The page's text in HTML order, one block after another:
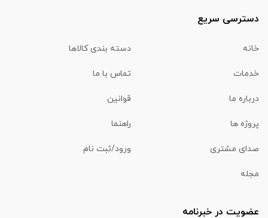
دسترسی سریع
خانه دسته بندی کالاها
خدمات تماس با ما
درباره ما قوانین
پروژه ها راهنما
صدای مشتری ورود/ثبت نام
مجله
عضویت در خبرنامه